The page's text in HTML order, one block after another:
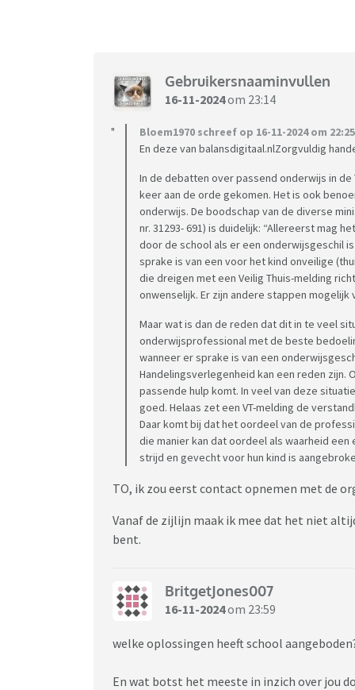
Gebruikersnaaminvullen
16-11-2024om 23:14
Bloem1970 schreef op 16-11-2024 om
En deze van balansdigitaal.nlZorgvuldig
In de debatten over passend onderwijs in
keer aan de orde gekomen. Het is ook
onderwijs. De boodschap van de diverse
nr. 31293- 691) is duidelijk: “Allereerst mag
door de school als er een onderwijsgeschil
sprake is van een voor het kind onveilige
die dreigen met een Veilig Thuis-melding
onwenselijk. Er zijn andere stappen
Maar wat is dan de reden dat dit in te veel
onderwijsprofessional met de beste
wanneer er sprake is van een
Handelingsverlegenheid kan een reden
passende hulp komt. In veel van deze
goed. Helaas zet een VT-melding de
Daar komt bij dat het oordeel van de
die manier kan dat oordeel als waarheid
strijd en gevecht voor hun kind is
TO, ik zou eerst contact opnemen met de
Vanaf de zijlijn maak ik mee dat het niet
bent.
BritgetJones007
16-11-2024om 23:59
welke oplossingen heeft school
En wat botst het meeste in inzich over jou